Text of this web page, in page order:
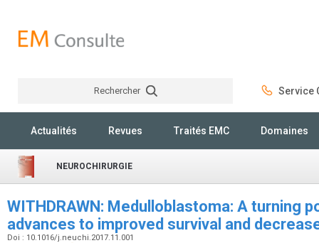
Rechercher Service
Actualités Revues Traités EMC Domaines
NEUROCHIRURGIE
WITHDRAWN: Medulloblastoma: A turning
advances to improved survival and
Doi : 10.1016/j.neuchi.2017.11.001